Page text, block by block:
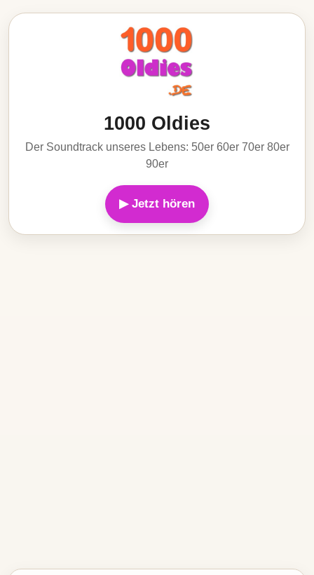
1000 Oldies
Der Soundtrack unseres Lebens: 50er 60er 70er 80er
90er
▶ Jetzt hören